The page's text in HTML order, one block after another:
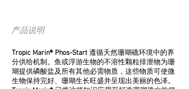
产品说明
Tropic Marin® Phos-Start 遵循天然珊瑚礁环境中的养
分供给机制。鱼或浮游生物的不溶性颗粒排泄物为珊
瑚提供磷酸盐及所有其他必需物质，这些物质可使微
生物保持完好、珊瑚生长旺盛并呈现出美丽的色泽。